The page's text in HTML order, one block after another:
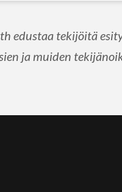
edustaa tekijöitä
ja muiden